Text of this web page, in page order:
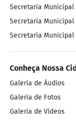
Secretaria Municipal
Secretaria
Secretaria Municipal
Conheça Nossa
Galeria de Áudios
Galeria de Fotos
Galeria de Vídeos
Secretaria
Trabalho e
Secretaria
Esporte
Secretaria
Secretaria
Serviços Urbanos
Secretaria